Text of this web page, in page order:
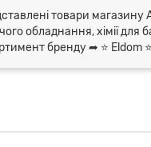
товари
обладнання, хімії для
бренду ➦ ⭐ Eldom ⭐